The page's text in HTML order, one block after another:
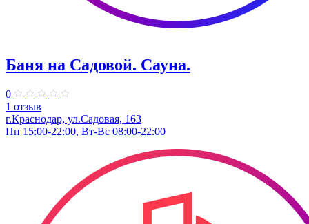
Баня на Садовой. Сауна.
0
1 отзыв
г.Краснодар, ул.Садовая, 163
Пн 15:00-22:00, Вт-Вс 08:00-22:00